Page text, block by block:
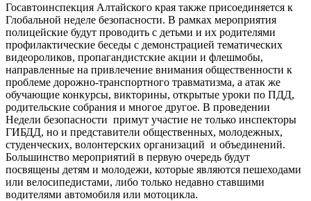
Госавтоинспекция Алтайского края также присоединяется к
Глобальной неделе безопасности. В рамках мероприятия
полицейские будут проводить с детьми и их родителями
профилактические беседы с демонстрацией тематических
видеороликов, пропагандистские акции и флешмобы,
направленные на привлечение внимания общественности к
проблеме дорожно-транспортного травматизма, а атак же
обучающие конкурсы, викторины, открытые уроки по ПДД,
родительские собрания и многое другое. В проведении
Недели безопасности примут участие не только инспекторы
ГИБДД, но и представители общественных, молодежных,
студенческих, волонтерских организаций и объединений.
Большинство мероприятий в первую очередь будут
посвящены детям и молодежи, которые являются пешеходами
или велосипедистами, либо только недавно ставшими
водителями автомобиля или мотоцикла.